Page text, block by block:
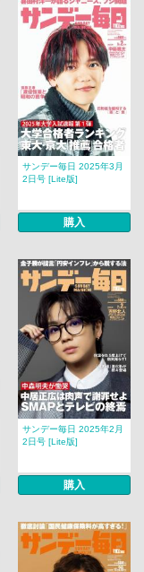
サンデー毎日 2025年3月
2日号 [Lite版]
購入
サンデー毎日 2025年2月
2日号 [Lite版]
購入